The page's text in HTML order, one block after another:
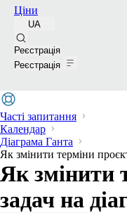
Ціни
UA
Реєстрація
Реєстрація
Часті запитання
Календар
Діаграма Ганта
Як змінити терміни
Як змінити
задач на